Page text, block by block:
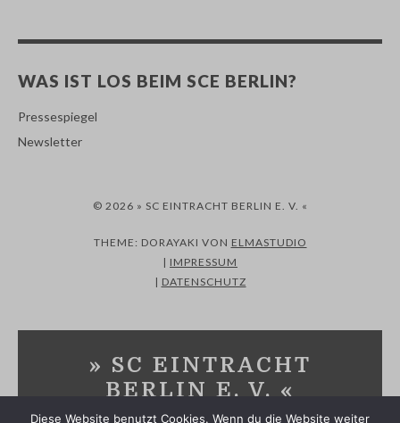
WAS IST LOS BEIM SCE BERLIN?
Pressespiegel
Newsletter
© 2026 » SC EINTRACHT BERLIN E. V. «
THEME: DORAYAKI VON ELMASTUDIO
| IMPRESSUM
| DATENSCHUTZ
» SC EINTRACHT
BERLIN E. V. «
Diese Website benutzt Cookies. Wenn du die Website weiter